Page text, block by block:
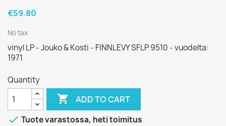
€59.80
No tax
vinyl LP - Jouko & Kosti - FINNLEVY SFLP 9510 - vuodelta:
1971
Quantity
 ADD TO CART
 Tuote varastossa, heti toimitus